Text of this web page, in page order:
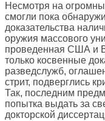
Несмотря на
смогли пока
доказательства
оружия массового
проведенная США и
только косвенные
разведслужб,
стрит, подверглись
Так, последним
попытка выдать за
докторской